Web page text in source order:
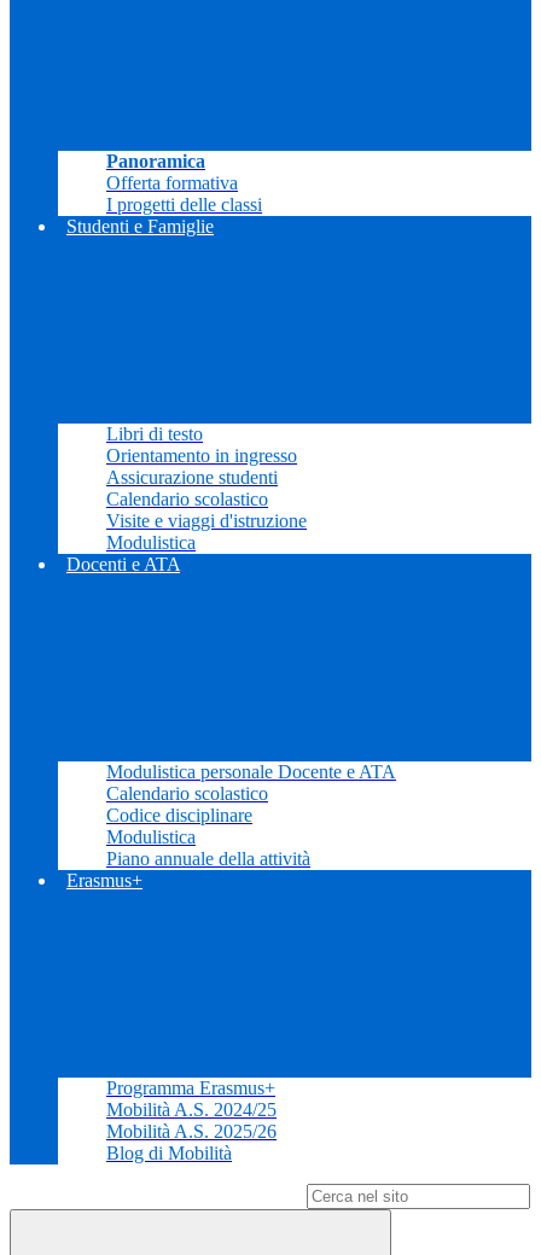
Panoramica
Offerta formativa
I progetti delle classi
Studenti e Famiglie
Libri di testo
Orientamento in ingresso
Assicurazione studenti
Calendario scolastico
Visite e viaggi d'istruzione
Modulistica
Docenti e ATA
Modulistica personale Docente e ATA
Calendario scolastico
Codice disciplinare
Modulistica
Piano annuale della attività
Erasmus+
Programma Erasmus+
Mobilità A.S. 2024/25
Mobilità A.S. 2025/26
Blog di Mobilità